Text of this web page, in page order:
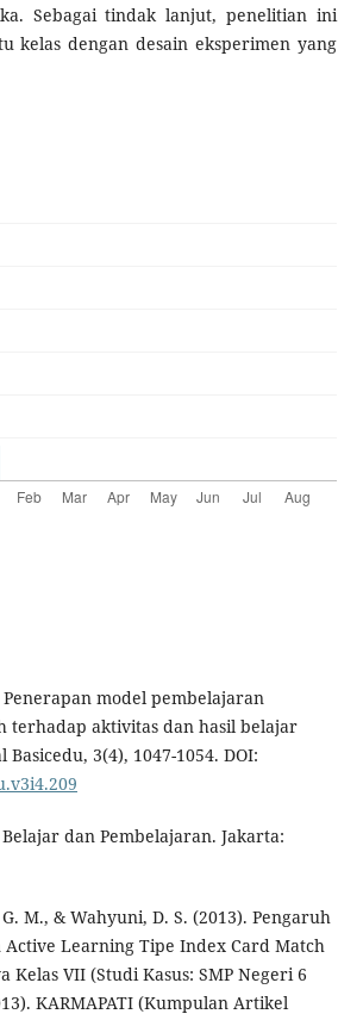
Sebagai tindak lanjut, penelitian ini
kelas dengan desain eksperimen yang
model pembelajaran
terhadap aktivitas dan hasil belajar
3(4), 1047-1054. DOI:
dan Pembelajaran. Jakarta:
M., & Wahyuni, D. S. (2013). Pengaruh
Learning Tipe Index Card Match
Kelas VII (Studi Kasus: SMP Negeri 6
KARMAPATI (Kumpulan Artikel